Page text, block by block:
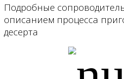
Подробные
описанием процесса
десерта